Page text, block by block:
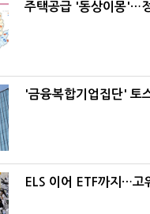
주택공급 '동상이몽'…
'금융복합기업집단' 토
ELS 이어 ETF까지…고